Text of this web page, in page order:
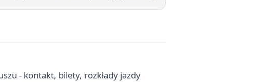
- kontakt, bilety, rozkłady jazdy